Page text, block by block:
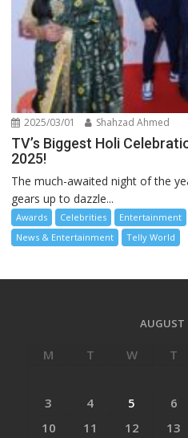
2025/03/01 Shahzad Ahmed
TV’s Biggest Holi
2025!
The much-awaited night of the
gears up to dazzle...
Awards Celebrities Entertainment
News & Entertainment
Telly World
AUGUST
M T W T
3
4 5 6
10
11 12 13